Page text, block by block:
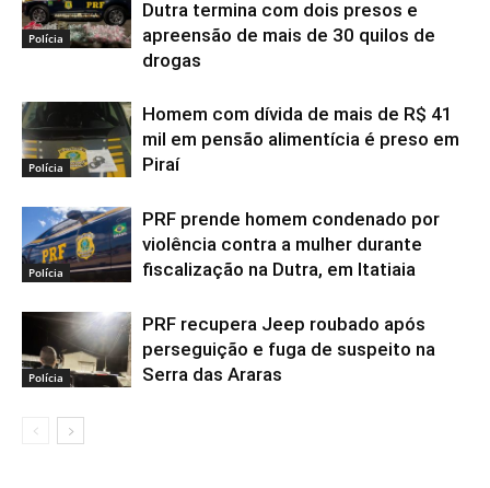
Polícia
Dutra termina com dois presos e
apreensão de mais de 30 quilos de
drogas
Polícia
Homem com dívida de mais de R$ 41
mil em pensão alimentícia é preso em
Piraí
Polícia
PRF prende homem condenado por
violência contra a mulher durante
fiscalização na Dutra, em Itatiaia
Polícia
PRF recupera Jeep roubado após
perseguição e fuga de suspeito na
Serra das Araras